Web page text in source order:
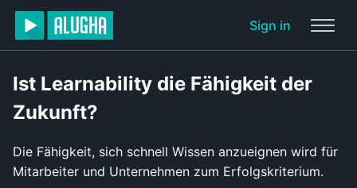
Sign in
Ist Learnability die Fähigkeit der
Zukunft?
Die Fähigkeit, sich schnell Wissen anzueignen wird für
Mitarbeiter und Unternehmen zum Erfolgskriterium.